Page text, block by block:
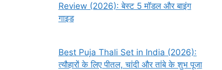
Review (2026): बेस्ट 5 मॉडल और बाइंग
गाइड
Best Puja Thali Set in India (2026):
त्यौहारों के लिए पीतल, चांदी और तांबे के शुभ पूजा